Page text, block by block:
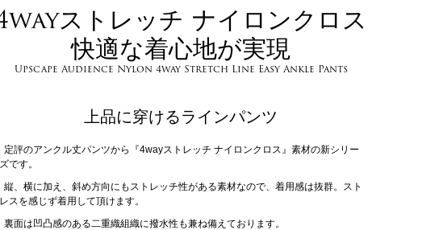
ストレッチ ナイロンクロス
快適な着心地が実現
Upscape Audience Nylon 4way Stretch Line Easy Ankle Pants
上品に穿けるラインパンツ
定評のアンクル丈パンツから『4wayストレッチ ナイロンクロス』素材の新シリー
ズです。
縦、横に加え、斜め方向にもストレッチ性がある素材なので、着用感は抜群。スト
レスを感じず着用して頂けます。
裏面は凹凸感のある二重織組織に撥水性も兼ね備えております。